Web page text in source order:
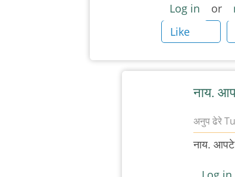
पुन्हा
एकदा
रोंदेवू
Log in or
Like
नाय.
अनुप ढेरे
नाय. आपटे